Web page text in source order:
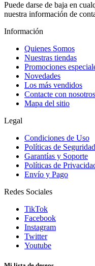
Puede darse de baja en
nuestra información de
Información
Quienes Somos
Nuestras tiendas
Promociones
Novedades
Los más vendidos
Contacte con nosotros
Mapa del sitio
Legal
Condiciones de Uso
Políticas de Seguridad
Garantías y Soporte
Políticas de
Envío y Pago
Redes Sociales
TikTok
Facebook
Instagram
Twitter
Youtube